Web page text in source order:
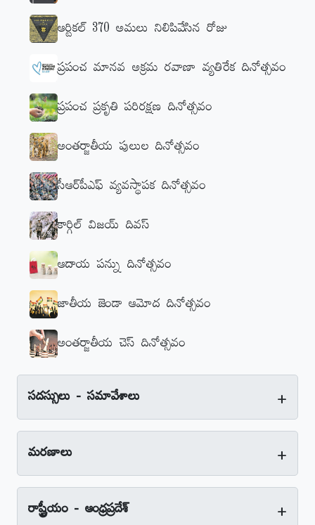
ఆర్టికల్‌ 370 అమలు నిలిపివేసిన రోజు
ప్రపంచ మానవ అక్రమ రవాణా వ్యతిరేక దినోత్సవం
ప్రపంచ ప్రకృతి పరిరక్షణ దినోత్సవం
అంతర్జాతీయ పులుల దినోత్సవం
సీఆర్‌పీఎఫ్‌ వ్యవస్థాపక దినోత్సవం
కార్గిల్‌ విజయ్‌ దివస్‌
ఆదాయ పన్ను దినోత్సవం
జాతీయ జెండా ఆమోద దినోత్సవం
అంతర్జాతీయ చెస్‌ దినోత్సవం
సదస్సులు - సమావేశాలు +
మరణాలు +
రాష్ట్రీయం - ఆంధ్రప్రదేశ్‌ +